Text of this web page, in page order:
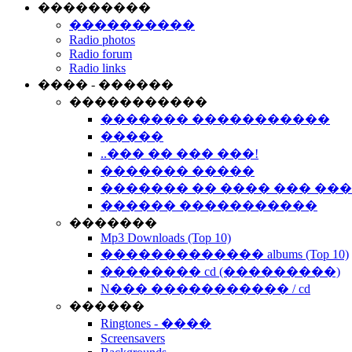
���������
����������
Radio photos
Radio forum
Radio links
���� - ������
�����������
������� �����������
�����
..��� �� ��� ���!
������� �����
������� �� ���� ���
������ �����������
�������
Mp3 Downloads (Top 10)
������������� albums (Top 10)
�������� cd (���������)
N��� ����������� / cd
������
Ringtones - ����
Screensavers